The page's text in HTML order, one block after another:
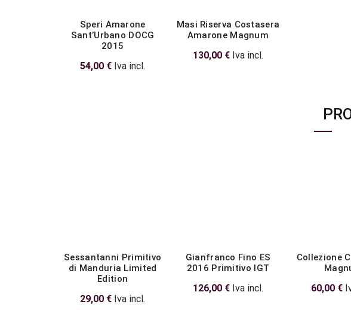
Speri Amarone
Sant’Urbano DOCG
2015
54,00 € Iva incl.
Masi Riserva Costasera
Amarone Magnum
130,00 € Iva incl.
Sessantanni Primitivo
di Manduria Limited
Edition
29,00 € Iva incl.
Gianfranco Fino ES
2016 Primitivo IGT
126,00 € Iva incl.
Collezione
60,00 €